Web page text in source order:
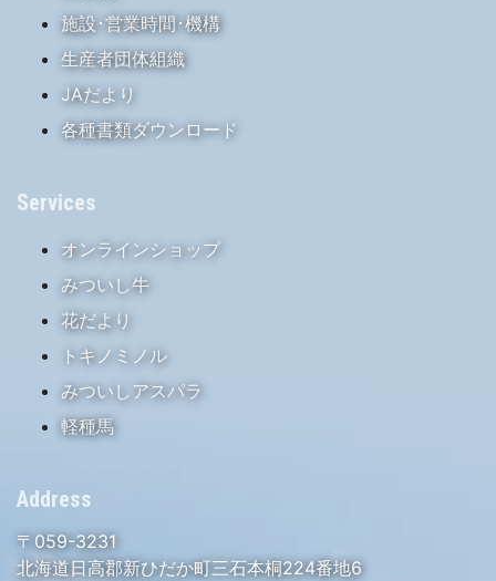
施設･営業時間･機構
生産者団体組織
JAだより
各種書類ダウンロード
Services
オンラインショップ
みついし牛
花だより
トキノミノル
みついしアスパラ
軽種馬
Address
〒059-3231
北海道日高郡新ひだか町三石本桐224番地6